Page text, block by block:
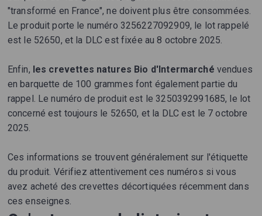
"transformé en France", ne doivent plus être consommées.
Le produit porte le numéro 3256227092909, le lot rappelé
est le 52650, et la DLC est fixée au 8 octobre 2025.
Enfin, les crevettes natures Bio d'Intermarché vendues
en barquette de 100 grammes font également partie du
rappel. Le numéro de produit est le 3250392991685, le lot
concerné est toujours le 52650, et la DLC est le 7 octobre
2025.
Ces informations se trouvent généralement sur l'étiquette
du produit. Vérifiez attentivement ces numéros si vous
avez acheté des crevettes décortiquées récemment dans
ces enseignes.